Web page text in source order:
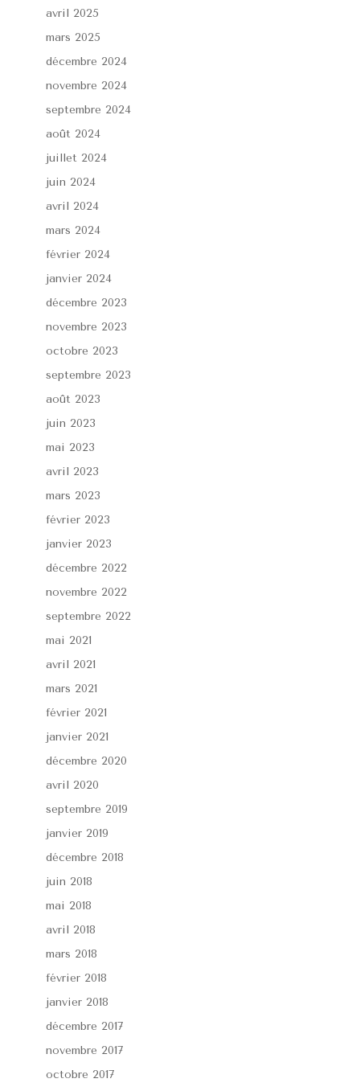
avril 2025
mars 2025
décembre 2024
novembre 2024
septembre 2024
août 2024
juillet 2024
juin 2024
avril 2024
mars 2024
février 2024
janvier 2024
décembre 2023
novembre 2023
octobre 2023
septembre 2023
août 2023
juin 2023
mai 2023
avril 2023
mars 2023
février 2023
janvier 2023
décembre 2022
novembre 2022
septembre 2022
mai 2021
avril 2021
mars 2021
février 2021
janvier 2021
décembre 2020
avril 2020
septembre 2019
janvier 2019
décembre 2018
juin 2018
mai 2018
avril 2018
mars 2018
février 2018
janvier 2018
décembre 2017
novembre 2017
octobre 2017